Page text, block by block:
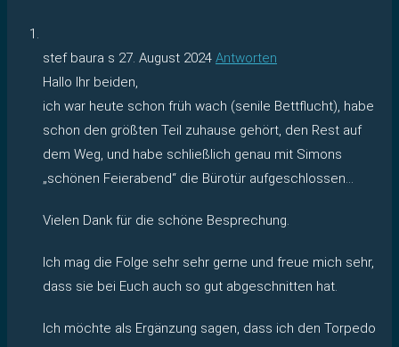
stef baura s 27. August 2024 Antworten
Hallo Ihr beiden,
ich war heute schon früh wach (senile Bettflucht), habe
schon den größten Teil zuhause gehört, den Rest auf
dem Weg, und habe schließlich genau mit Simons
„schönen Feierabend“ die Bürotür aufgeschlossen…
Vielen Dank für die schöne Besprechung.
Ich mag die Folge sehr sehr gerne und freue mich sehr,
dass sie bei Euch auch so gut abgeschnitten hat.
Ich möchte als Ergänzung sagen, dass ich den Torpedo